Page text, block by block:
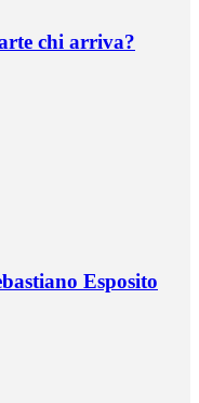
chi arriva?
Esposito